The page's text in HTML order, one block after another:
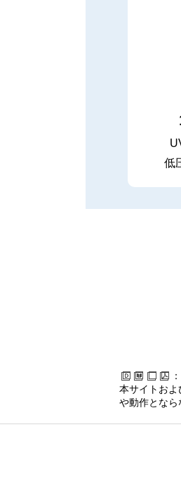
低
本サイトおよ
や動作となら